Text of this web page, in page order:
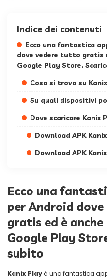
Indice dei contenuti
Ecco una fantastica
dove vedere tutto gratis
Google Play Store.
Cosa si trova su
Su quali dispositivi
Dove scaricare Kanix
Download APK
Download APK
Ecco una
per Android
gratis ed è
Google Play
subito
Kanix Playè una fantastica